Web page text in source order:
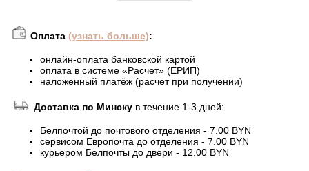
Оплата (узнать больше):
онлайн-оплата банковской картой
оплата в системе «Расчет» (ЕРИП)
наложенный платёж (расчет при получении)
Доставка по Минску в течение 1-3 дней:
Белпочтой до почтового отделения - 7.00 BYN
сервисом Европочта до отделения - 7.00 BYN
курьером Белпочты до двери - 12.00 BYN